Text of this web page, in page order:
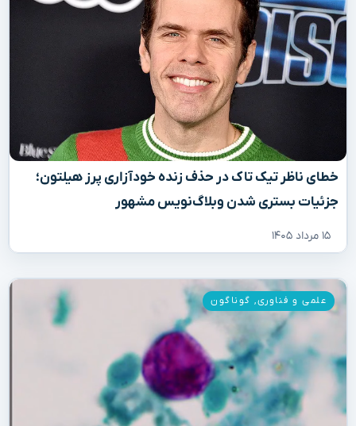
خطای ناظر تیک تاک در حذف زنده خودآزاری پرز هیلتون؛
جزئیات بستری شدن وبلاگ‌نویس مشهور
۱۵ مرداد ۱۴۰۵
علمی و فناوری, گوناگون